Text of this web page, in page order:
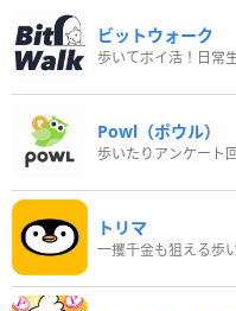
ビットウォーク
Powl（ポウル）
トリマ
一攫千金も狙える歩